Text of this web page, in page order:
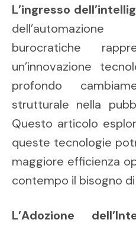
L’ingresso
burocratiche
un’innovazione
profondo
strutturale nella
Questo articolo
queste tecnologie
maggiore efficienza
contempo il bisogno
L’Adozione